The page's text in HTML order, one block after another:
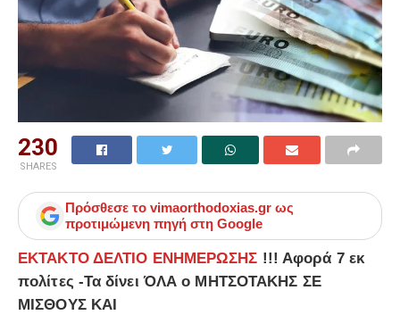
230
SHARES
Πρόσθεσε το vimaorthodoxias.gr ως
προτιμώμενη πηγή στη Google
ΕΚΤΑΚΤΟ ΔΕΛΤΙΟ ΕΝΗΜΕΡΩΣΗΣ !!! Αφορά 7 εκ
πολίτες -Τα δίνει ΌΛΑ ο ΜΗΤΣΟΤΑΚΗΣ ΣΕ
ΜΙΣΘΟΥΣ ΚΑΙ